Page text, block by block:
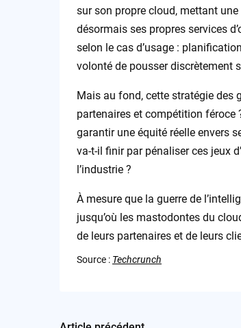
sur son propre cloud, mettant
désormais ses propres services
selon le cas d’usage :
volonté de pousser discrètement
Mais au fond, cette stratégie des
partenaires et compétition féroce
garantir une équité réelle envers
va-t-il finir par pénaliser ces jeux
l’industrie ?
À mesure que la guerre de
jusqu’où les mastodontes du
de leurs partenaires et de leurs
Source : Techcrunch